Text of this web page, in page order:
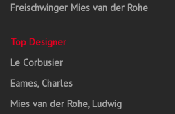
Freischwinger Mies van der Rohe
Top Designer
Le Corbusier
Eames, Charles
Mies van der Rohe, Ludwig